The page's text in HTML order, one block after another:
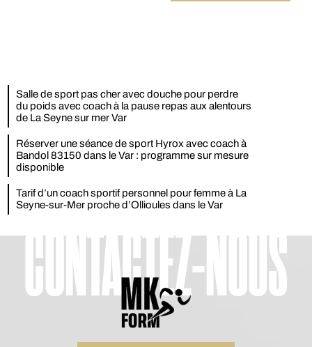
Salle de sport pas cher avec douche pour perdre
du poids avec coach à la pause repas aux alentours
de La Seyne sur mer Var
Réserver une séance de sport Hyrox avec coach à
Bandol 83150 dans le Var : programme sur mesure
disponible
Tarif d’un coach sportif personnel pour femme à La
Seyne-sur-Mer proche d’Ollioules dans le Var
CONTACTEZ-NOUS